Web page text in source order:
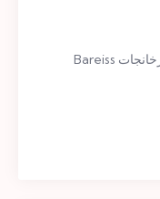
دستگاه سایش ( Abrasion ) ساخت کارخانجات Bareiss